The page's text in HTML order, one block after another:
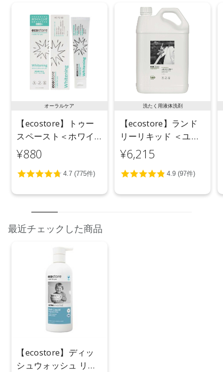
オーラルケア
【ecostore】トゥー
スペースト＜ホワイ
トニング＞ 100g
¥880
洗たく用液体洗剤
【ecostore】ランド
リーリキッド ＜ユー
カリ＞ 5L
¥6,215
最近チェックした商品
【ecostore】ディッ
シュウォッシュ リキ